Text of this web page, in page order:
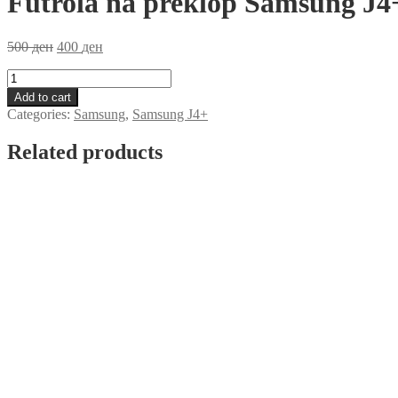
500ден 400 ден
Futrola
na
preklop
Samsung
Crna
Add to cart
Categories: Samsung, Samsung J4+
Related products